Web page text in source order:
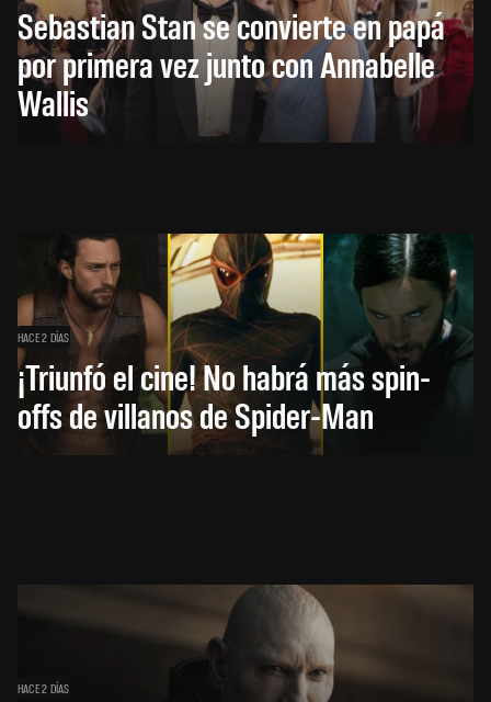
Sebastian Stan se convierte en papá
por primera vez junto con Annabelle
Wallis
HACE 2 DÍAS
¡Triunfó el cine! No habrá más spin-
offs de villanos de Spider-Man
HACE 2 DÍAS